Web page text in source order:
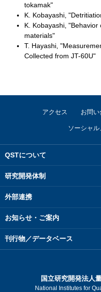
tokamak"
K. Kobayashi,
K. Kobayashi,
materials"
T. Hayashi,
Collected from JT-60U"
アクセス お問
ソーシャ
QSTについて
研究開発体制
外部連携
お知らせ・ご案内
刊行物／データベース
国立研究開発法人
National Institutes for